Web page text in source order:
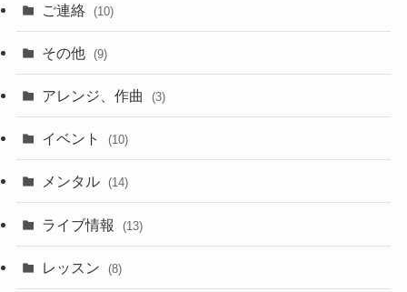
ご連絡 (10)
その他 (9)
アレンジ、作曲 (3)
イベント (10)
メンタル (14)
ライブ情報 (13)
レッスン (8)